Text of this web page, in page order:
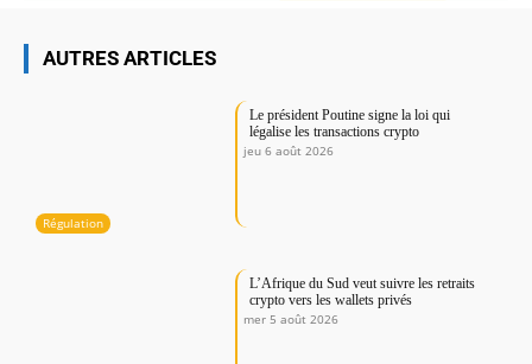
AUTRES ARTICLES
Régulation
Le président Poutine signe la loi qui
légalise les transactions crypto
jeu 6 août 2026
L’Afrique du Sud veut suivre les retraits
crypto vers les wallets privés
mer 5 août 2026